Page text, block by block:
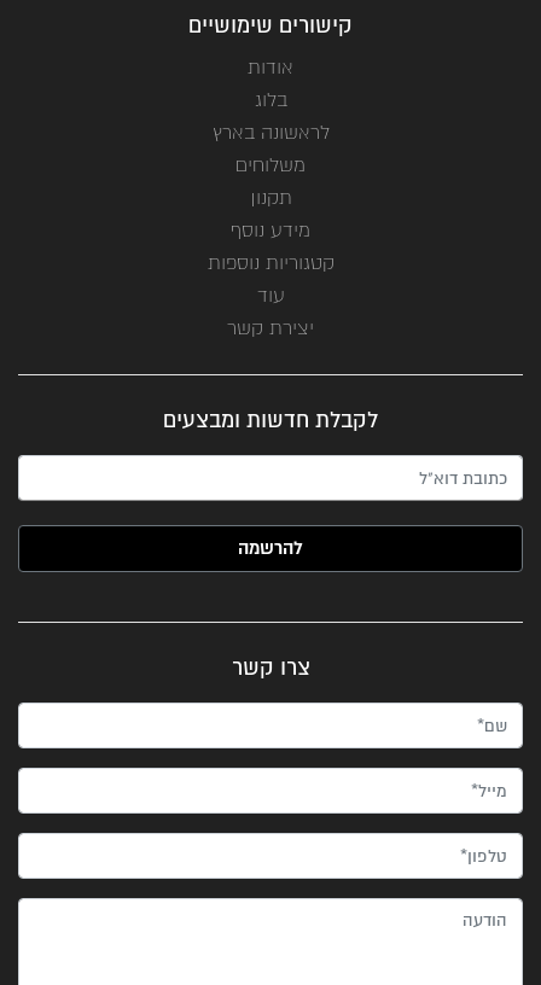
קישורים שימושיים
אודות
בלוג
לראשונה בארץ
משלוחים
תקנון
מידע נוסף
קטגוריות נוספות
עוד
יצירת קשר
לקבלת חדשות ומבצעים
האימייל שלך (חובה)
צרו קשר